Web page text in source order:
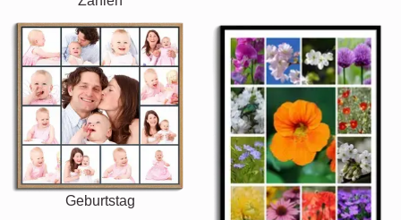
Geburtstag